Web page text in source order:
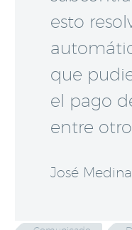
esto
que
el pago
entre
José